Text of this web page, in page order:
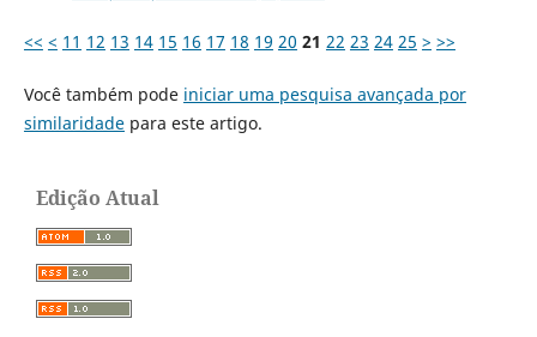
<< < 11 12 13 14 15 16 17 18 19 20 21 22 23 24 25 > >>
Você também pode iniciar uma pesquisa avançada por
similaridadepara este artigo.
Edição Atual